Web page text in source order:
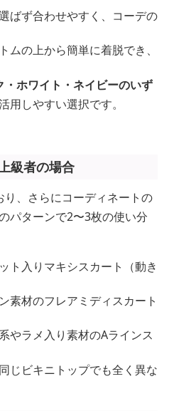
ばず合わせやすく、コーデの
ムの上から簡単に着脱でき、
・ホワイト・ネイビーのいず
用しやすい選択です。
級者の場合
、さらにコーディネートの
パターンで2〜3枚の使い分
ト入りマキシスカート（動き
素材のフレアミディスカート
やラメ入り素材のAラインス
じビキニトップでも全く異な